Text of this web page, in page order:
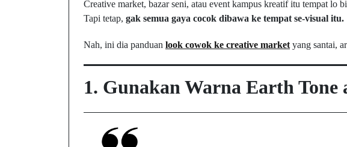
Creative market, bazar seni, atau event kampus kreatif itu tempat lo
Tapi tetap, gak semua gaya cocok dibawa ke tempat se-visual itu.
Nah, ini dia panduan look cowok ke creative market yang santai,
1. Gunakan Warna Earth